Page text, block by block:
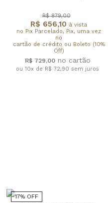
R$ 656,10 à vista
no Pix Parcelado, Pix, uma vez
no
cartão de crédito ou Boleto (10%
Off)
R$ 879,00
R$ 729,00
ou 10x de R$ 72,90 sem juros
17% OFF